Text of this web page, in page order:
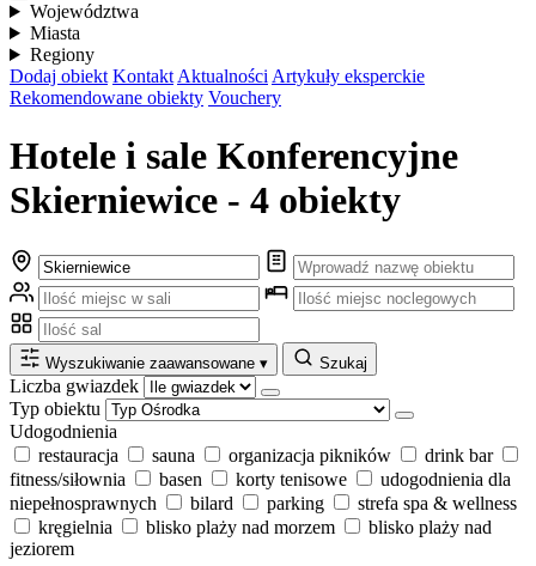
Województwa
Miasta
Regiony
Dodaj obiekt Kontakt Aktualności Artykuły eksperckie
Rekomendowane obiekty Vouchery
Hotele i sale Konferencyjne
Skierniewice - 4 obiekty
Wyszukiwanie zaawansowane ▾ Szukaj
Liczba gwiazdek
Typ obiektu
Udogodnienia
restauracja
sauna organizacja pikników
drink bar
fitness/siłownia
basen korty tenisowe
udogodnienia dla
niepełnosprawnych
bilard parking
strefa spa & wellness
kręgielnia
blisko plaży nad morzem
blisko plaży nad
jeziorem